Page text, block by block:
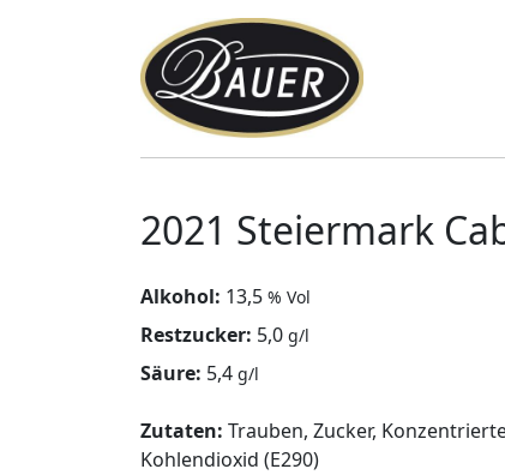
2021 Steiermark
Alkohol: 13,5 % Vol
Restzucker: 5,0 g/l
Säure: 5,4 g/l
Zutaten: Trauben, Zucker,
Kohlendioxid (E290)